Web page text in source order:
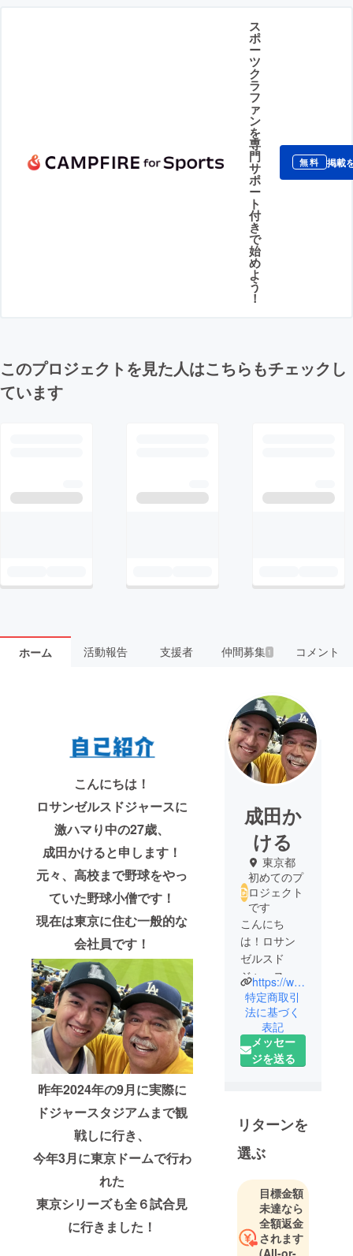
ス
ポ
ー
ツ
ク
ラ
フ
ァ
ン
を
専
門
サ
ポ
ー
ト
付
き
で
始
め
よ
う
！
無料 掲載
このプロジェクトを見た人はこちらもチェックし
ています
ホーム 活動報告 支援者 仲間募集 1 コメント
こんにちは！
ロサンゼルスドジャースに
激ハマり中の27歳、
成田かけると申します！
元々、高校まで野球をやっ
ていた野球小僧です！
現在は東京に住む一般的な
会社員です！
昨年2024年の9月に実際に
ドジャースタジアムまで観
戦しに行き、
今年3月に東京ドームで行わ
れた
東京シリーズも全６試合見
に行きました！
成田か
ける
東京都
初めてのプ
ロジェクト
です
こんにち
は！ロサン
ゼルスド
ジャースに
激ハマり中
の27歳、成
田かけると
申します！
元々、高校
野球小僧で
す！現在は
東京に住む
社員です！
https://www.tiktok.com/@kakeru07270?_t=ZS-8vbROJdSYz9&_r=1
特定商取引
法に基づく
表記
メッセー
ジを送る
リターンを
選ぶ
目標金額
未達なら
全額返金
されます
(All-or-